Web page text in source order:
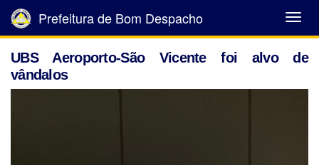
Abrir
Menu
Prefeitura de Bom Despacho
UBS Aeroporto-São Vicente foi alvo de
vândalos